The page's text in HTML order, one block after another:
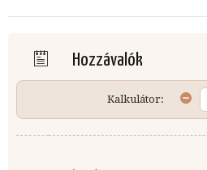
Hozzávalók
Kalkulátor: